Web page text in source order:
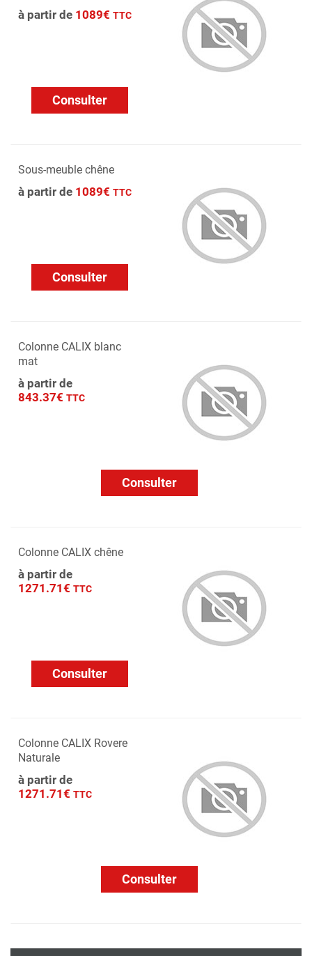
à partir de 1089€ TTC
Consulter
Sous-meuble chêne
à partir de 1089€ TTC
Consulter
Colonne CALIX blanc
mat
à partir de
843.37€ TTC
Consulter
Colonne CALIX chêne
à partir de
1271.71€ TTC
Consulter
Colonne CALIX Rovere
Naturale
à partir de
1271.71€ TTC
Consulter